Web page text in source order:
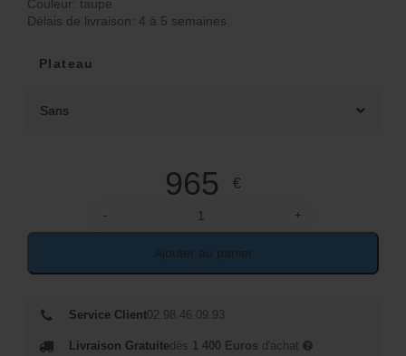
Couleur: taupe
Délais de livraison: 4 à 5 semaines
Plateau
Sans
965 €
-
quantité de Table de jardin en résine tressée ronde
+
Ajouter au panier
Service Client02.98.46.09.93
Livraison Gratuitedès 1 400 Euros d'achat